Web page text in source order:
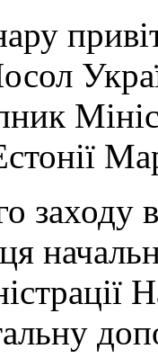
заходу